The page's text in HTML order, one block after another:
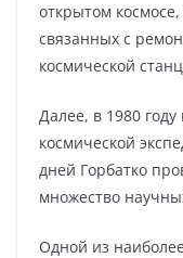
открытом
связанных с
космической
Далее, в 1980
космической
дней Горбатко
множество
Одной из